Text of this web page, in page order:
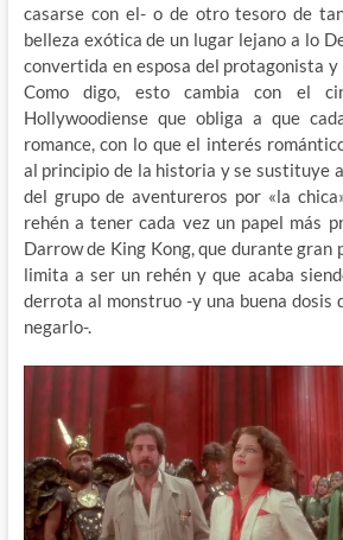
casarse con el- o de otro tesoro de
belleza exótica de un lugar lejano a lo
convertida en esposa del protagonista
Como digo, esto cambia con el
Hollywoodiense que obliga a que
romance, con lo que el interés
al principio de la historia y se sustituye
del grupo de aventureros por «la
rehén a tener cada vez un papel más
Darrow de King Kong, que durante gran
limita a ser un rehén y que acaba
derrota al monstruo -y una buena dosis
negarlo-.